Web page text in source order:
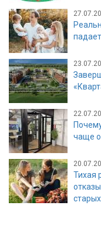
падает
чаще
Тихая